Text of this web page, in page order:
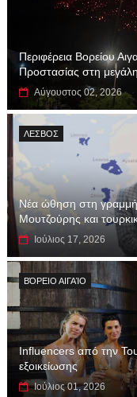
Περιφέρεια Βορείου
Προστασίας στη
Αύγουστος 02, 2026
ΛΕΣΒΟΣ
Νέα ώθηση στη
Μουτζούρης και
Ιούλιος 17, 2026
ΒΌΡΕΙΟ ΑΙΓΑΊΟ
Influencers από την
εξοικείωσης
Ιούλιος 01, 2026